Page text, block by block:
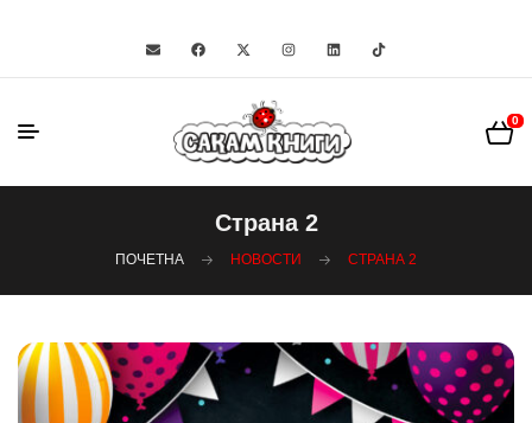
0
Страна 2
ПОЧЕТНА НОВОСТИ СТРАНА 2